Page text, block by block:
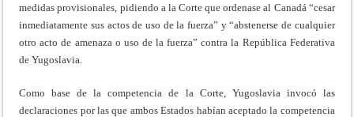
medidas provisionales, pidiendo a la Corte que ordenase al Canadá “cesar
inmediatamente sus actos de uso de la fuerza” y “abstenerse de cualquier
otro acto de amenaza o uso de la fuerza” contra la República Federativa
de Yugoslavia.
Como base de la competencia de la Corte, Yugoslavia invocó las
declaraciones por las que ambos Estados habían aceptado la competencia